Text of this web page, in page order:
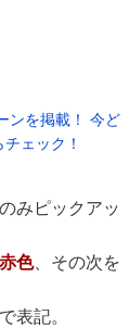
ンを掲載！ 今ど
ェック！
みピックアッ
赤色、その次を
で表記。